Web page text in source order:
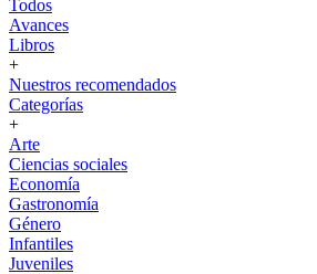
Todos
Avances
Libros
+
Nuestros recomendados
Categorías
+
Arte
Ciencias sociales
Economía
Gastronomía
Género
Infantiles
Juveniles